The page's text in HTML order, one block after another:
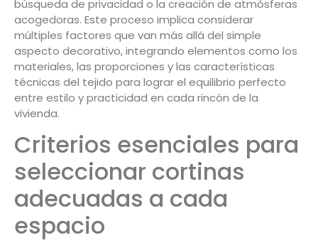
búsqueda de privacidad o la creación de atmósferas
acogedoras. Este proceso implica considerar
múltiples factores que van más allá del simple
aspecto decorativo, integrando elementos como los
materiales, las proporciones y las características
técnicas del tejido para lograr el equilibrio perfecto
entre estilo y practicidad en cada rincón de la
vivienda.
Criterios esenciales para
seleccionar cortinas
adecuadas a cada
espacio